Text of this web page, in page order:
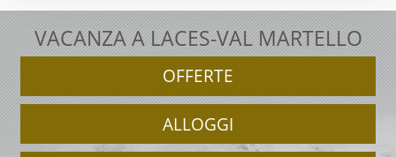
VACANZA A LACES-VAL MARTELLO
OFFERTE
ALLOGGI